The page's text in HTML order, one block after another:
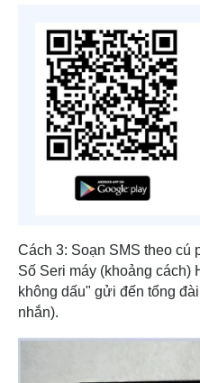
Cách 3: Soạn SMS theo cú
Số Seri máy (khoảng cách)
không dấu" gửi đến tổng
nhắn).